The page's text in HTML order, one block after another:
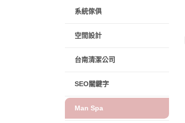
系統傢俱
空間設計
台南清潔公司
SEO關鍵字
Man Spa